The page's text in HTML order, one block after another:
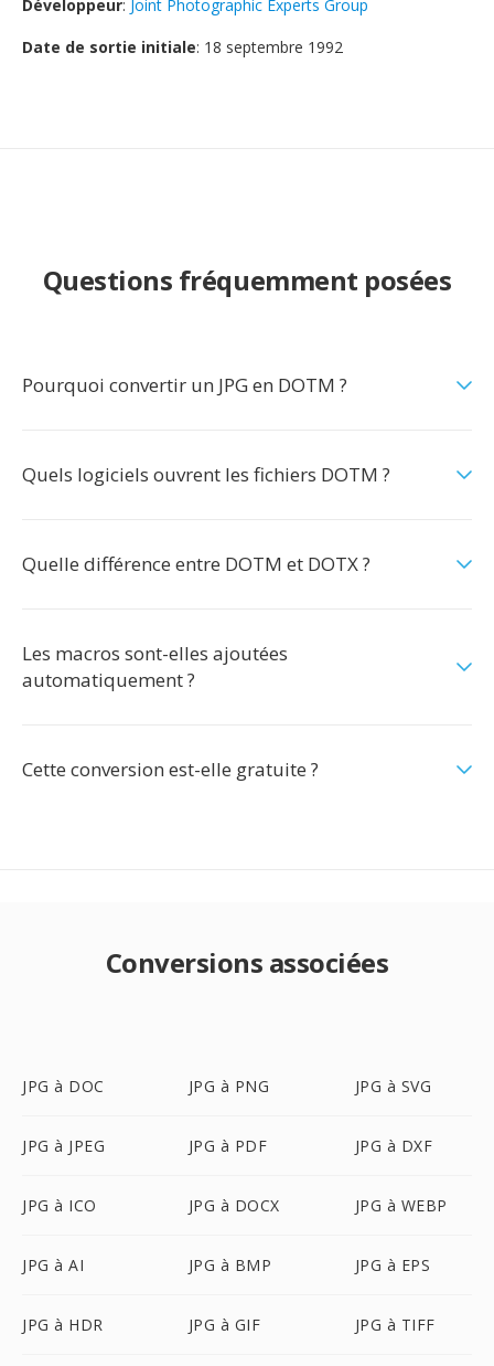
Développeur: Joint Photographic Experts Group
Date de sortie initiale: 18 septembre 1992
Questions fréquemment posées
Pourquoi convertir un JPG en DOTM ?
Quels logiciels ouvrent les fichiers DOTM ?
Quelle différence entre DOTM et DOTX ?
Les macros sont-elles ajoutées
automatiquement ?
Cette conversion est-elle gratuite ?
Conversions associées
JPG à DOC JPG à PNG JPG à SVG
JPG à JPEG JPG à PDF JPG à DXF
JPG à ICO JPG à DOCX JPG à WEBP
JPG à AI JPG à BMP JPG à EPS
JPG à HDR JPG à GIF JPG à TIFF